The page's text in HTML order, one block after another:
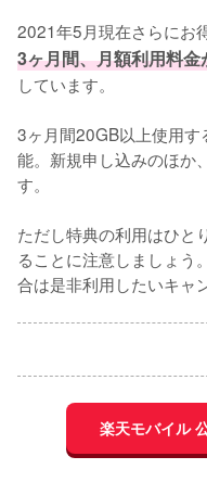
2021年5月現在さらにお
3ヶ月間、月額利用料
しています。
3ヶ月間20GB以上使用
能。新規申し込みのほか
す。
ただし特典の利用はひと
ることに注意しましょう
合は是非利用したいキャ
楽天モバイル